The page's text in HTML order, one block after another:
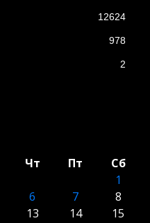
12624
978
2
Чт Пт
Сб
1
6 7
8
13 14
15